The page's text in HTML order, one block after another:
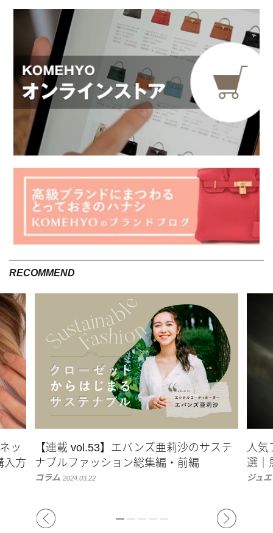
RECOMMEND
ッ
入方
【連載 vol.53】エバンズ亜莉沙のサステ
ナブルファッション総集編・前編
コラム 2024.03.22
人気
選｜
ジュ